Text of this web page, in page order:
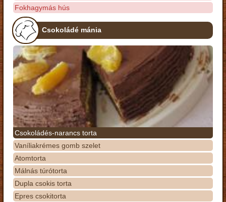
Fokhagymás hús
Csokoládé mánia
Csokoládés-narancs torta
Vaníliakrémes gomb szelet
Atomtorta
Málnás túrótorta
Dupla csokis torta
Epres csokitorta